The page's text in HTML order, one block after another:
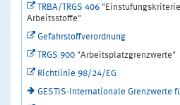
TRBA/TRGS 406
Arbeitsstoffe"
Gefahrstoffverordnung
TRGS 900 "Arbeitsplatzgrenzwerte"
Richtlinie 98/24/EG
GESTIS-Internationale Grenzwerte